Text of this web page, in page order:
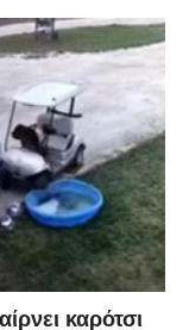
καρότσι